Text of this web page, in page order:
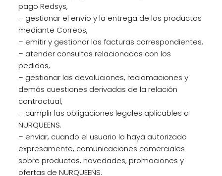
pago Redsys,
– gestionar el envío y la entrega de los productos
mediante Correos,
– emitir y gestionar las facturas correspondientes,
– atender consultas relacionadas con los
pedidos,
– gestionar las devoluciones, reclamaciones y
demás cuestiones derivadas de la relación
contractual,
– cumplir las obligaciones legales aplicables a
NURQUEENS.
– enviar, cuando el usuario lo haya autorizado
expresamente, comunicaciones comerciales
sobre productos, novedades, promociones y
ofertas de NURQUEENS.